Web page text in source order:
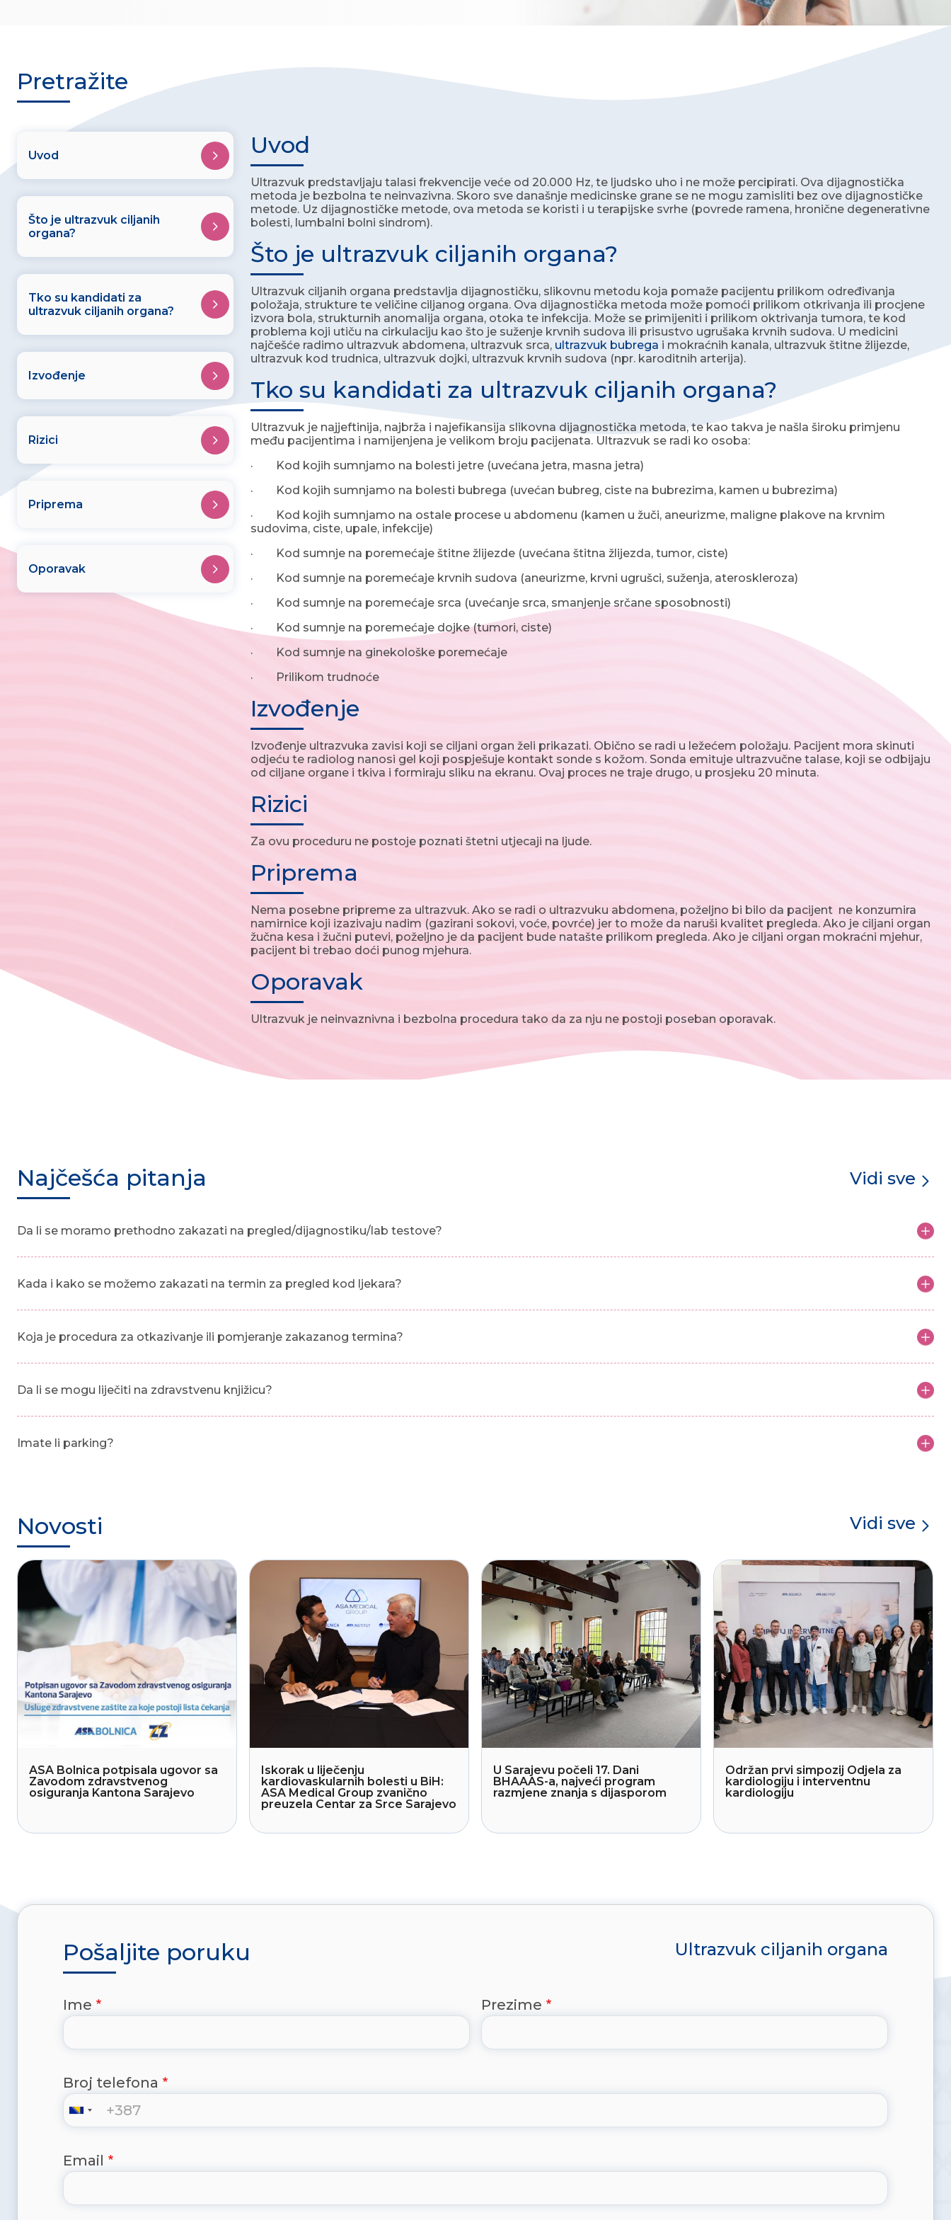
Pretražite
Uvod
Što je ultrazvuk ciljanih
organa?
Tko su kandidati za
ultrazvuk ciljanih organa?
Izvođenje
Rizici
Priprema
Oporavak
Uvod
Ultrazvuk predstavljaju talasi frekvencije veće od 20.000 Hz, te ljudsko uho i ne može percipirati. Ova dijagnostička
metoda je bezbolna te neinvazivna. Skoro sve današnje medicinske grane se ne mogu zamisliti bez ove dijagnostičke
metode. Uz dijagnostičke metode, ova metoda se koristi i u terapijske svrhe (povrede ramena, hronične degenerativne
bolesti, lumbalni bolni sindrom).
Što je ultrazvuk ciljanih organa?
Ultrazvuk ciljanih organa predstavlja dijagnostičku, slikovnu metodu koja pomaže pacijentu prilikom određivanja
položaja, strukture te veličine ciljanog organa. Ova dijagnostička metoda može pomoći prilikom otkrivanja ili procjene
izvora bola, strukturnih anomalija organa, otoka te infekcija. Može se primijeniti i prilikom oktrivanja tumora, te kod
problema koji utiču na cirkulaciju kao što je suženje krvnih sudova ili prisustvo ugrušaka krvnih sudova. U medicini
najčešće radimo ultrazvuk abdomena, ultrazvuk srca, ultrazvuk bubrega i mokraćnih kanala, ultrazvuk štitne žlijezde,
ultrazvuk kod trudnica, ultrazvuk dojki, ultrazvuk krvnih sudova (npr. karoditnih arterija).
Tko su kandidati za ultrazvuk ciljanih organa?
Ultrazvuk je najjeftinija, najbrža i najefikansija slikovna dijagnostička metoda, te kao takva je našla široku primjenu
među pacijentima i namijenjena je velikom broju pacijenata. Ultrazvuk se radi ko osoba:
· Kod kojih sumnjamo na bolesti jetre (uvećana jetra, masna jetra)
· Kod kojih sumnjamo na bolesti bubrega (uvećan bubreg, ciste na bubrezima, kamen u bubrezima)
· Kod kojih sumnjamo na ostale procese u abdomenu (kamen u žuči, aneurizme, maligne plakove na krvnim
sudovima, ciste, upale, infekcije)
· Kod sumnje na poremećaje štitne žlijezde (uvećana štitna žlijezda, tumor, ciste)
· Kod sumnje na poremećaje krvnih sudova (aneurizme, krvni ugrušci, suženja, ateroskleroza)
· Kod sumnje na poremećaje srca (uvećanje srca, smanjenje srčane sposobnosti)
· Kod sumnje na poremećaje dojke (tumori, ciste)
· Kod sumnje na ginekološke poremećaje
· Prilikom trudnoće
Izvođenje
Izvođenje ultrazvuka zavisi koji se ciljani organ želi prikazati. Obično se radi u ležećem položaju. Pacijent mora skinuti
odjeću te radiolog nanosi gel koji pospješuje kontakt sonde s kožom. Sonda emituje ultrazvučne talase, koji se odbijaju
od ciljane organe i tkiva i formiraju sliku na ekranu. Ovaj proces ne traje drugo, u prosjeku 20 minuta.
Rizici
Za ovu proceduru ne postoje poznati štetni utjecaji na ljude.
Priprema
Nema posebne pripreme za ultrazvuk. Ako se radi o ultrazvuku abdomena, poželjno bi bilo da pacijent ne konzumira
namirnice koji izazivaju nadim (gazirani sokovi, voće, povrće) jer to može da naruši kvalitet pregleda. Ako je ciljani organ
žučna kesa i žučni putevi, poželjno je da pacijent bude natašte prilikom pregleda. Ako je ciljani organ mokraćni mjehur,
pacijent bi trebao doći punog mjehura.
Oporavak
Ultrazvuk je neinvaznivna i bezbolna procedura tako da za nju ne postoji poseban oporavak.
Najčešća pitanja Vidi sve
Da li se moramo prethodno zakazati na pregled/dijagnostiku/lab testove?
Kada i kako se možemo zakazati na termin za pregled kod ljekara?
Koja je procedura za otkazivanje ili pomjeranje zakazanog termina?
Da li se mogu liječiti na zdravstvenu knjižicu?
Imate li parking?
Novosti Vidi sve
ASA Bolnica potpisala ugovor sa
Zavodom zdravstvenog
osiguranja Kantona Sarajevo
Iskorak u liječenju
kardiovaskularnih bolesti u BiH:
ASA Medical Group zvanično
preuzela Centar za Srce Sarajevo
U Sarajevu počeli 17. Dani
BHAAAS-a, najveći program
razmjene znanja s dijasporom
Održan prvi simpozij Odjela za
kardiologiju i interventnu
kardiologiju
Pošaljite poruku Ultrazvuk ciljanih organa
Ime Prezime
Broj telefona
Email